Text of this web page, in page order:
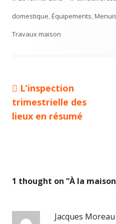
le
domestique,Équipements,
Travaux maison
Navigation
de
Article
précédent :
L’inspection
trimestrielle des
lieux en résumé
1 thought on “À la
Jacques Moreau